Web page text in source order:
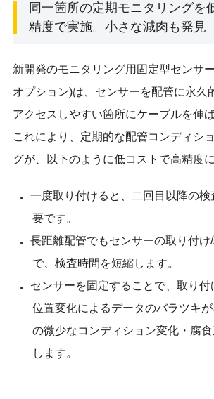
同一箇所の定期モニタリングを
精度で実施。小さな減肉も発見
新開発のモニタリング用固定型センサ
オプション)は、センサーを配管に永久
アクセスしやすい箇所にケーブルを伸
これにより、定期的な配管コンディシ
グが、以下のように低コストで高精度に
一度取り付けると、二回目以降の検
要です。
長距離配管でもセンサーの取り付け
で、検査時間を短縮します。
センサーを固定することで、取り
位置変化によるデータのバラツキ
の微少なコンディション変化・腐
します。